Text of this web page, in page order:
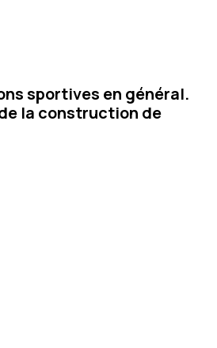
sportives en général.
la construction de